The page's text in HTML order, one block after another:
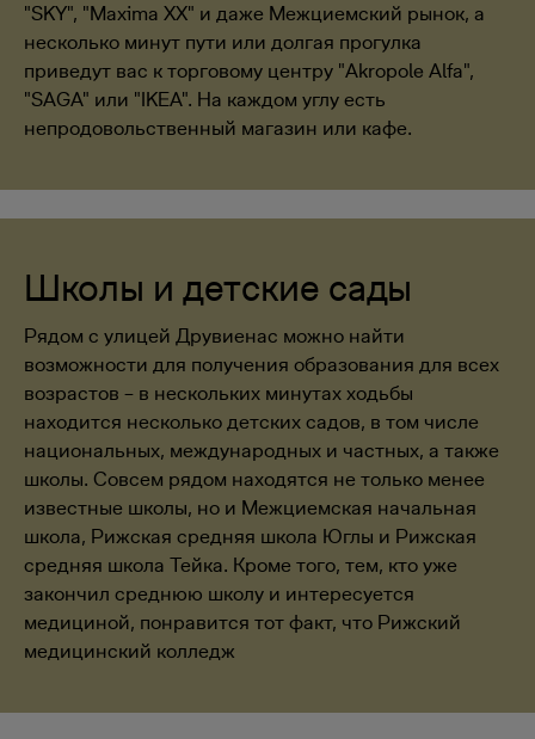
"SKY", "Maxima XX" и даже Межциемский рынок, а
несколько минут пути или долгая прогулка
приведут вас к торговому центру "Akropole Alfa",
"SAGA" или "IKEA". На каждом углу есть
непродовольственный магазин или кафе.
Школы и детские сады
Рядом с улицей Друвиенас можно найти
возможности для получения образования для всех
возрастов – в нескольких минутах ходьбы
находится несколько детских садов, в том числе
национальных, международных и частных, а также
школы. Совсем рядом находятся не только менее
известные школы, но и Межциемская начальная
школа, Рижская средняя школа Юглы и Рижская
средняя школа Тейка. Кроме того, тем, кто уже
закончил среднюю школу и интересуется
медициной, понравится тот факт, что Рижский
медицинский колледж